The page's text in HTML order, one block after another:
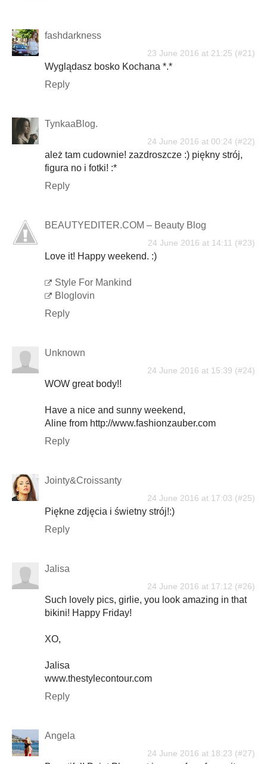
fashdarkness
23 June 2016 at 21:25
Wyglądasz bosko Kochana *.*
Reply
TynkaaBlog.
24 June 2016 at 00:24
ależ tam cudownie! zazdroszcze :) piękny strój,
figura no i fotki! :*
Reply
BEAUTYEDITER.COM – Beauty Blog
24 June 2016 at 14:11
Love it! Happy weekend. :)
Style For Mankind
Bloglovin
Reply
Unknown
24 June 2016 at 15:39
WOW great body!!
Have a nice and sunny weekend,
Aline from http://www.fashionzauber.com
Reply
Jointy&Croissanty
24 June 2016 at 17:03
Piękne zdjęcia i świetny strój!:)
Reply
Jalisa
24 June 2016 at 17:12
Such lovely pics, girlie, you look amazing in that
bikini! Happy Friday!
XO,
Jalisa
www.thestylecontour.com
Reply
Angela
24 June 2016 at 18:23